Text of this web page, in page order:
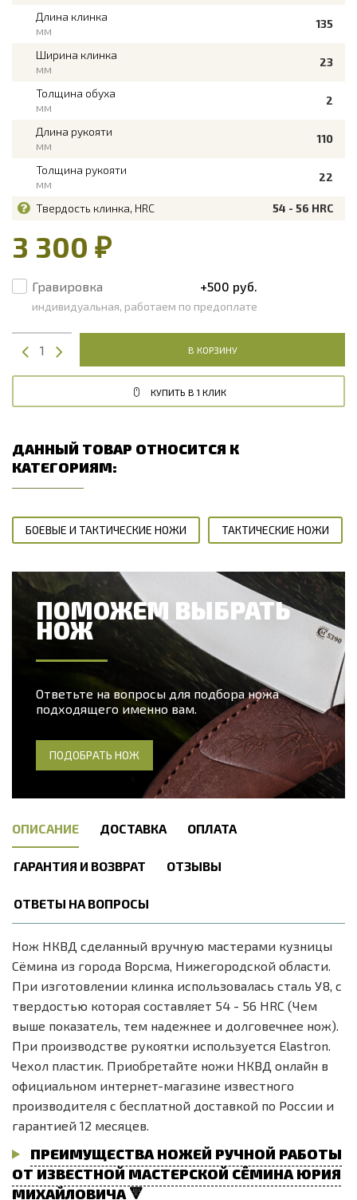
Длина клинка
мм
135
Ширина клинка
мм
23
Толщина обуха
мм
2
Длина рукояти
мм
110
Толщина рукояти
мм
22
Твердость клинка, HRC 54 - 56 HRC
3 300 ₽
Гравировка +500 руб.
индивидуальная, работаем по предоплате
В КОРЗИНУ
КУПИТЬ В 1 КЛИК
ДАННЫЙ ТОВАР ОТНОСИТСЯ К
КАТЕГОРИЯМ:
БОЕВЫЕ И ТАКТИЧЕСКИЕ НОЖИ ТАКТИЧЕСКИЕ НОЖИ
ПОМОЖЕМ ВЫБРАТЬ
НОЖ
Ответьте на вопросы для подбора ножа
подходящего именно вам.
ПОДОБРАТЬ НОЖ
ОПИСАНИЕ ДОСТАВКА ОПЛАТА
ГАРАНТИЯ И ВОЗВРАТ ОТЗЫВЫ
ОТВЕТЫ НА ВОПРОСЫ
Нож НКВД сделанный вручную мастерами кузницы
Сёмина из города Ворсма, Нижегородской области.
При изготовлении клинка использовалась сталь У8, с
твердостью которая составляет 54 - 56 HRC (Чем
выше показатель, тем надежнее и долговечнее нож).
При производстве рукоятки используется Elastron.
Чехол пластик. Приобретайте ножи НКВД онлайн в
официальном интернет-магазине известного
производителя с бесплатной доставкой по России и
гарантией 12 месяцев.
ПРЕИМУЩЕСТВА НОЖЕЙ РУЧНОЙ РАБОТЫ
ОТ ИЗВЕСТНОЙ МАСТЕРСКОЙ СЁМИНА ЮРИЯ
МИХАЙЛОВИЧА 🔻